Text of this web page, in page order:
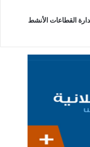
القطاعات الأنشط